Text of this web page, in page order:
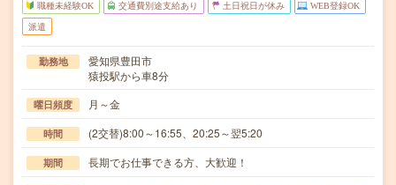
職種未経験OK 交通費別途支給あり 土日祝日が休み WEB登録OK
派遣
勤務地
愛知県豊田市
猿投駅から車8分
曜日頻度 月～金
時間 (2交替)8:00～16:55、20:25～翌5:20
期間 長期でお仕事できる方、大歓迎！